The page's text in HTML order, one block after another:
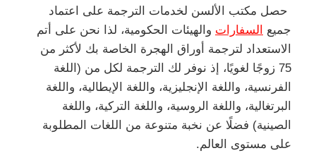
حصل مكتب الألسن لخدمات الترجمة على اعتماد
جميع
السفارات والهيئات الحكومية، لذا نحن على أتم
الاستعداد لترجمة أوراق الهجرة الخاصة بك لأكثر من
75 زوجًا لغويًا، إذ نوفر لك الترجمة لكل من (اللغة
الفرنسية، واللغة الإنجليزية، واللغة الإيطالية، واللغة
البرتغالية، واللغة الروسية، واللغة التركية، واللغة
الصينية) فضلًا عن نخبة متنوعة من اللغات المطلوبة
على مستوى العالم.